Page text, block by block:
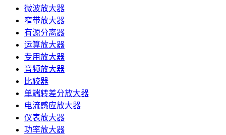
微波放大器
窄带放大器
有源分离器
运算放大器
专用放大器
音频放大器
比较器
单端转差分放大器
电流感应放大器
仪表放大器
功率放大器